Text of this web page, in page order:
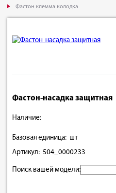
Фастон клемма колодка
Фастон-насадка защитная
Наличие:
Базовая единица: шт
Артикул: 504_0000233
Поиск вашей модели: